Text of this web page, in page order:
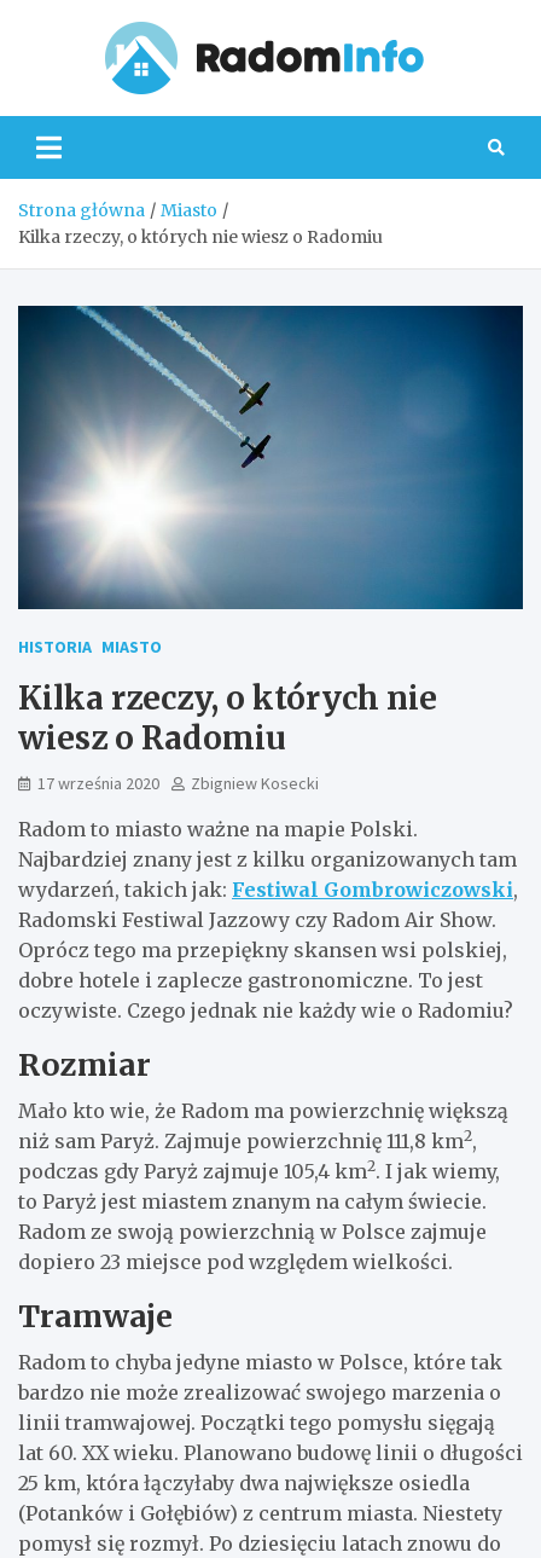
Strona główna
Miasto
Kilka rzeczy, o których nie wiesz o Radomiu
HISTORIA MIASTO
Kilka rzeczy, o których nie
wiesz o Radomiu
17 września 2020 Zbigniew Kosecki
Radom to miasto ważne na mapie Polski.
Najbardziej znany jest z kilku organizowanych tam
wydarzeń, takich jak: Festiwal Gombrowiczowski,
Radomski Festiwal Jazzowy czy Radom Air Show.
Oprócz tego ma przepiękny skansen wsi polskiej,
dobre hotele i zaplecze gastronomiczne. To jest
oczywiste. Czego jednak nie każdy wie o Radomiu?
Rozmiar
Mało kto wie, że Radom ma powierzchnię większą
niż sam Paryż. Zajmuje powierzchnię 111,8 km2,
podczas gdy Paryż zajmuje 105,4 km2. I jak wiemy,
to Paryż jest miastem znanym na całym świecie.
Radom ze swoją powierzchnią w Polsce zajmuje
dopiero 23 miejsce pod względem wielkości.
Tramwaje
Radom to chyba jedyne miasto w Polsce, które tak
bardzo nie może zrealizować swojego marzenia o
linii tramwajowej. Początki tego pomysłu sięgają
lat 60. XX wieku. Planowano budowę linii o długości
25 km, która łączyłaby dwa największe osiedla
(Potanków i Gołębiów) z centrum miasta. Niestety
pomysł się rozmył. Po dziesięciu latach znowu do